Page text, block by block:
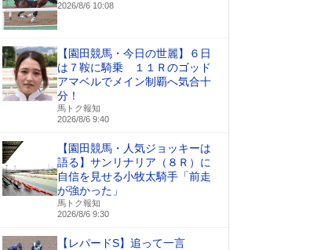
2026/8/6 10:08
【園田競馬・今日の世麗】６日
は７鞍に騎乗 １１Ｒのゴッド
アマベルでメイン制覇へ気合十
分！
馬トク報知
2026/8/6 9:40
【園田競馬・人気ジョッキーは
語る】サンリナリア（８Ｒ）に
自信を見せる小牧太騎手「前走
が強かった」
馬トク報知
2026/8/6 9:30
【レパードS】追って一言